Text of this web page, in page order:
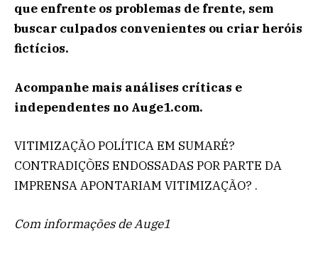
que enfrente os problemas de frente, sem
buscar culpados convenientes ou criar heróis
fictícios.
Acompanhe mais análises críticas e
independentes no Auge1.com.
VITIMIZAÇÃO POLÍTICA EM SUMARÉ?
CONTRADIÇÕES ENDOSSADAS POR PARTE DA
IMPRENSA APONTARIAM VITIMIZAÇÃO? .
Com informações de Auge1